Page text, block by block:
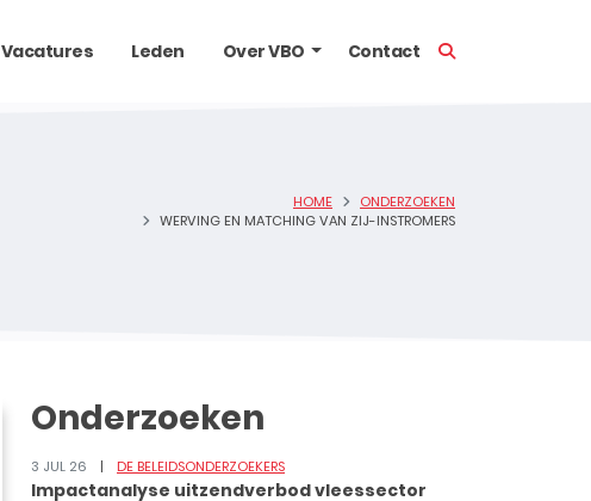
Vacatures Leden Over VBO Contact
HOME
ONDERZOEKEN
WERVING EN MATCHING VAN ZIJ-INSTROMERS
Onderzoeken
3 JUL 26 DE BELEIDSONDERZOEKERS
Impactanalyse uitzendverbod vleessector